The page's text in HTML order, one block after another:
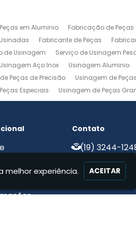
em Aluminio Fabricação de Peças
Fabricante de Peças
de Usinagem Serviço de Usinagem
Usinagem Aço Inox Usinagem Aluminio
Peças de Precisão Usinagem de
Especiais Usinagem de Peças
Ferramentaria Usinagem Fresa
Contato
(19) 3244-
(19) 99775-
melhor experiência. ACEITAR